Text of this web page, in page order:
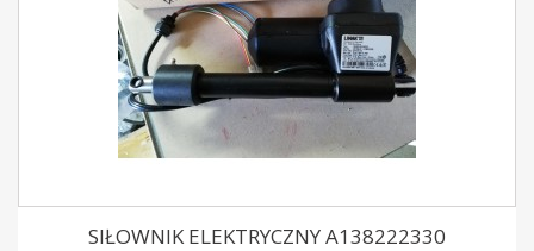
SIŁOWNIK ELEKTRYCZNY A138222330